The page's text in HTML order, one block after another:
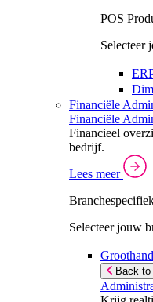
POS
Selecteer
Financiële
Financiële
Financieel
bedrijf.
Lees meer
Selecteer jouw
Back